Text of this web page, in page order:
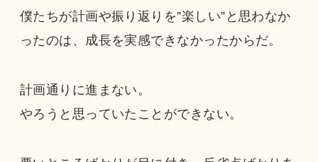
僕たちが計画や振り返りを”楽しい”と思わなか
ったのは、成長を実感できなかったからだ。
計画通りに進まない。
やろうと思っていたことができない。